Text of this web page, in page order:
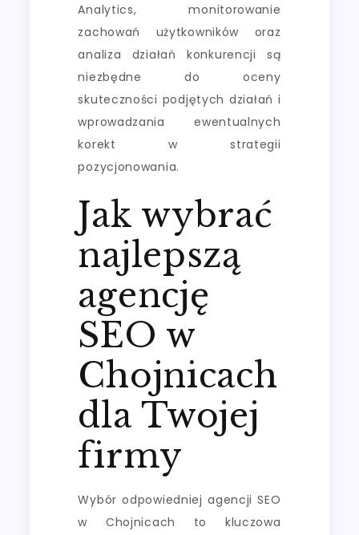
Analytics, monitorowanie
zachowań użytkowników oraz
analiza działań konkurencji są
niezbędne do oceny
skuteczności podjętych działań i
wprowadzania ewentualnych
korekt w strategii
pozycjonowania.
Jak wybrać
najlepszą
agencję
SEO w
Chojnicach
dla Twojej
firmy
Wybór odpowiedniej agencji SEO
w Chojnicach to kluczowa